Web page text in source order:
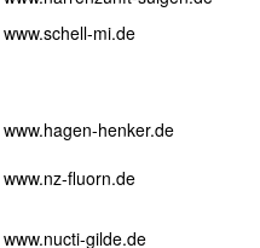
www.schell-mi.de
www.hagen-henker.de
www.nz-fluorn.de
www.nucti-gilde.de